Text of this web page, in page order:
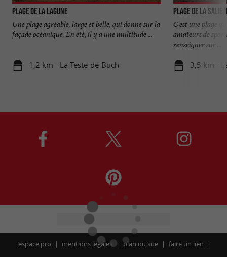
Plage de la Lagune
Une plage agréable, large et belle, qui donne sur la
façade océanique. En été, il y a une multitude ...
1,2 km - La Teste-de-Buch
Plage de la Salie
C'est une plage
amateurs de
renseigner sur ...
3,5 km -
espace pro mentions légales plan du site
faire un lien